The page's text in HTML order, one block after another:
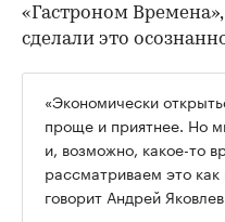
«Гастроном
сделали это
«Экономически
проще и приятнее. Но
и, возможно, какое-то
рассматриваем это
говорит Андрей